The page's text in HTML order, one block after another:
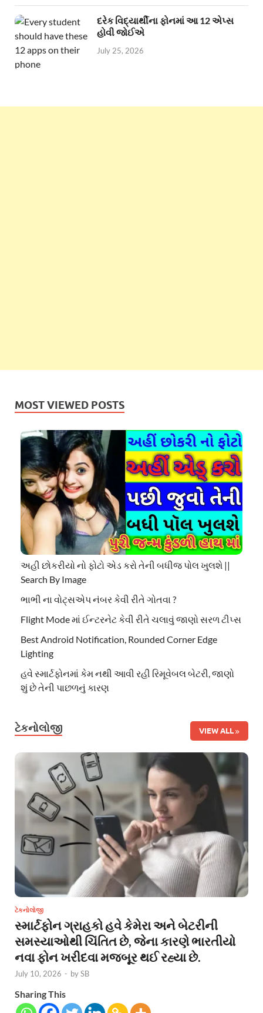
દરેક વિદ્યાર્થીના ફોનમાં આ 12 એપ્સ
હોવી જોઈએ
July 25, 2026
MOST VIEWED POSTS
અહી છોકરીયો નો ફોટો એડ કરો તેની બધીજ પોલ ખુલશે ||
Search By Image
ભાભી ના વોટ્સએપ નંબર કેવી રીતે ગોતવા ?
Flight Mode માં ઈન્ટરનેટ કેવી રીતે ચલાવું જાણો સરળ ટીપ્સ
Best Android Notification, Rounded Corner Edge
Lighting
હવે સ્માર્ટફોનમાં કેમ નથી આવી રહી રિમૂવેબલ બેટરી, જાણો
શું છે તેની પાછળનું કારણ
ટેકનોલોજી VIEW ALL
ટેકનોલોજી
સ્માર્ટફોન ગ્રાહકો હવે કેમેરા અને બેટરીની
સમસ્યાઓથી ચિંતિત છે, જેના કારણે ભારતીયો
નવા ફોન ખરીદવા મજબૂર થઈ રહ્યા છે.
July 10, 2026 - bySB
Sharing This